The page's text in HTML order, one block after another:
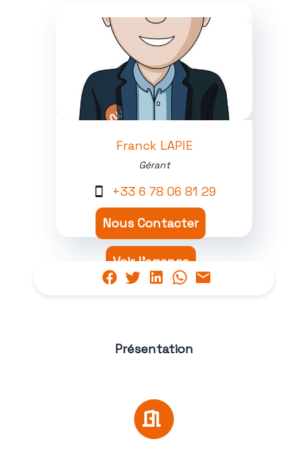
Franck LAPIE
Gérant
+33 6 78 06 81 29
Nous Contacter
Voir l'agence
Présentation